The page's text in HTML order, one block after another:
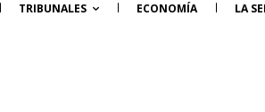
TRIBUNALES ECONOMÍA LA